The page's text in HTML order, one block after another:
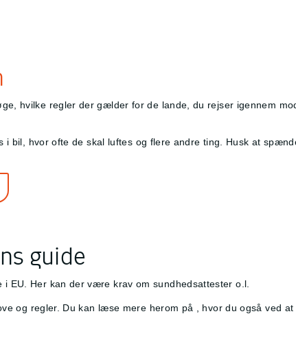
hvilke regler der gælder for de lande, du rejser igennem
bil, hvor ofte de skal luftes og flere andre ting. Husk at
guide
EU. Her kan der være krav om sundhedsattester o.l.
og regler. Du kan læse mere herom på
, hvor du også ved